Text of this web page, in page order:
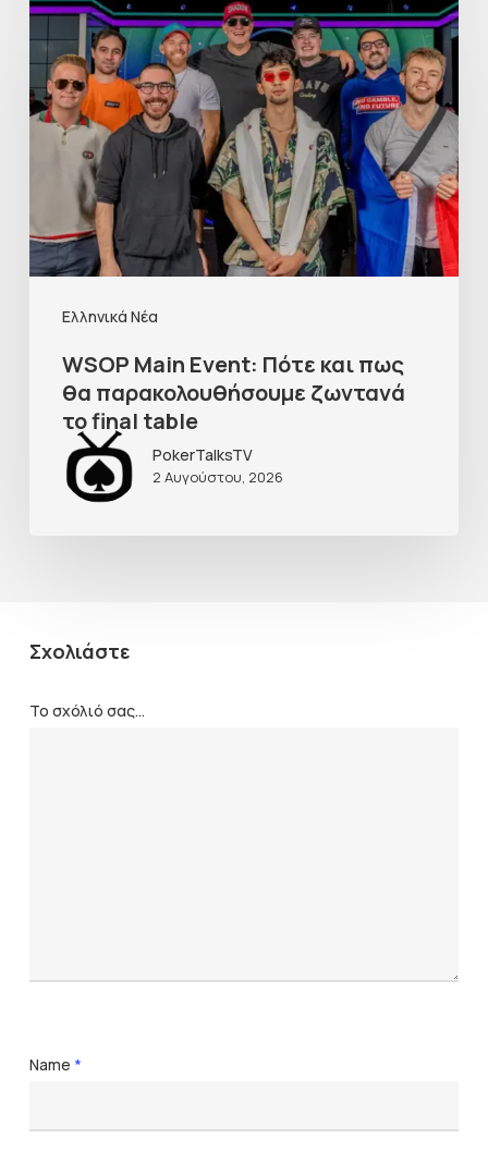
Ελληνικά Νέα
WSOP Main Event: Πότε και πως
θα παρακολουθήσουμε ζωντανά
το final table
PokerTalksTV
2 Αυγούστου, 2026
Σχολιάστε
Το σχόλιό σας...
Name *